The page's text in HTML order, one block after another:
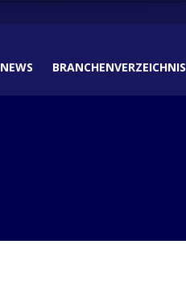
NEWS BRANCHENVERZEICHNIS